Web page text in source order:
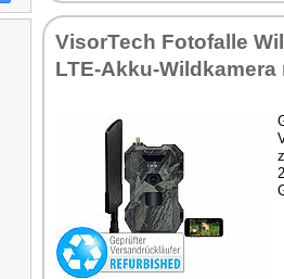
VisorTech Fotofalle
LTE-Akku-Wildkamera